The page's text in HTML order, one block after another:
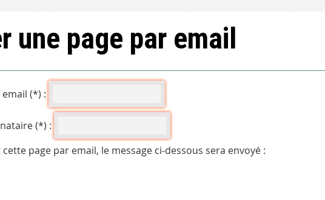
une page par email
(*) :
(*) :
page par email, le message ci-dessous sera envoyé :